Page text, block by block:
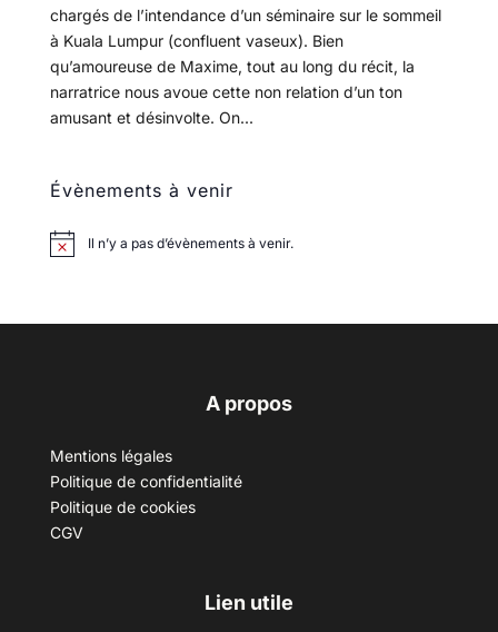
chargés de l’intendance d’un séminaire sur le sommeil
à Kuala Lumpur (confluent vaseux). Bien
qu’amoureuse de Maxime, tout au long du récit, la
narratrice nous avoue cette non relation d’un ton
amusant et désinvolte. On...
Évènements à venir
Il n’y a pas d’évènements à venir.
A propos
Mentions légales
Politique de confidentialité
Politique de cookies
CGV
Lien utile